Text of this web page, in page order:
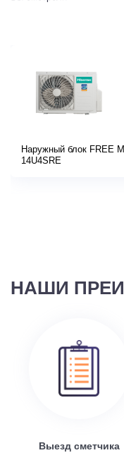
Наружный блок FREE
14U4SRE
НАШИ
Выезд сметчика